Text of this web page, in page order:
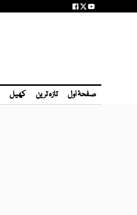
صفحۂ اول تازہ ترین کھیل